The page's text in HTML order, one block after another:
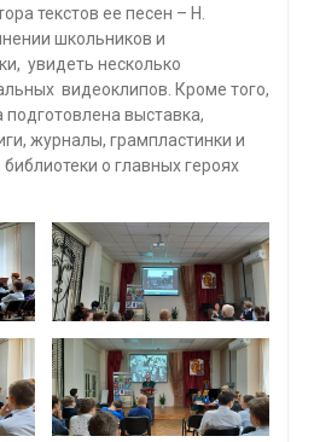
текстов ее песен – Н.
школьников и
увидеть несколько
видеоклипов. Кроме того,
выставка,
журналы, грампластинки и
о главных героях